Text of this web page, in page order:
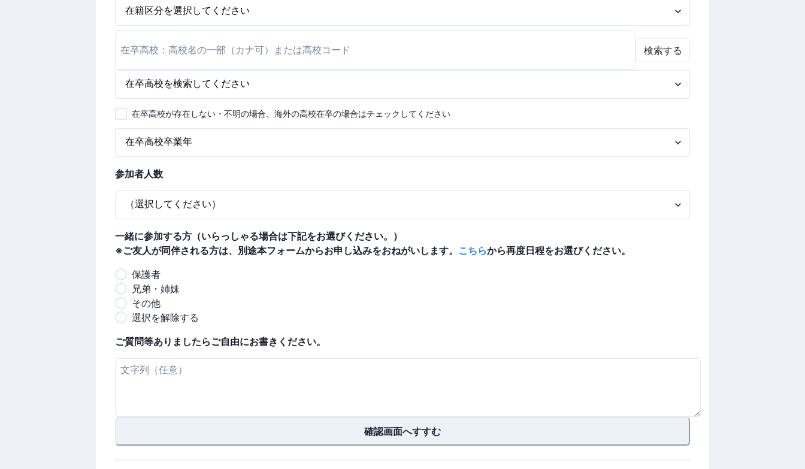
検索する
在卒高校が存在しない・不明の場合、海外の高校在卒の場合はチェックしてください
参加者人数
一緒に参加する方（いらっしゃる場合は下記をお選びください。）
※ご友人が同伴される方は、別途本フォームからお申し込みをおねがいします。 こちらから再度日程をお選びください。
保護者
兄弟・姉妹
その他
選択を解除する
ご質問等ありましたらご自由にお書きください。
確認画面へすすむ